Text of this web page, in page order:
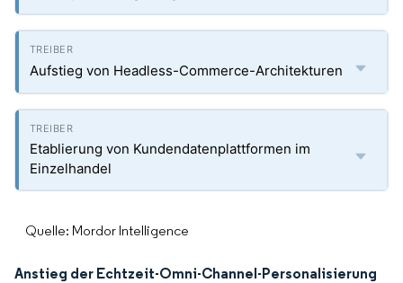
Aufstieg von Headless-Commerce-Architekturen
Etablierung von Kundendatenplattformen im
Einzelhandel
Quelle: Mordor Intelligence
Anstieg der Echtzeit-Omni-Channel-Personalisierung